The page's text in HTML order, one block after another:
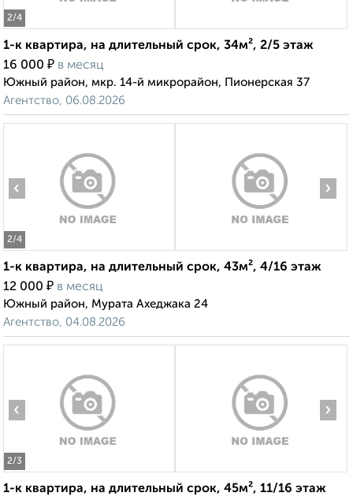
2/4
1-к квартира, на длительный срок, 34м², 2/5 этаж
16 000 ₽ в месяц
Южный район, мкр. 14-й микрорайон, Пионерская 37
Агентство, 06.08.2026
2/4
‹ ›
1-к квартира, на длительный срок, 43м², 4/16 этаж
12 000 ₽ в месяц
Южный район, Мурата Ахеджака 24
Агентство, 04.08.2026
2/3
‹ ›
1-к квартира, на длительный срок, 45м², 11/16 этаж